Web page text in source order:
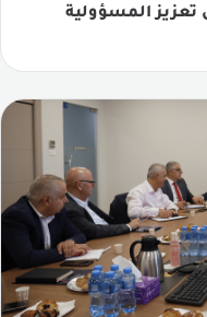
تعزيز المسؤولية